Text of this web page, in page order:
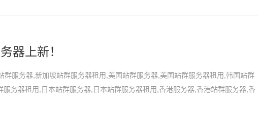
器上新！
群服务器,新加坡站群服务器租用,美国站群服务器,美国站群服务器租用,韩国站群
服务器租用,日本站群服务器,日本站群服务器租用,香港服务器,香港站群服务器,香